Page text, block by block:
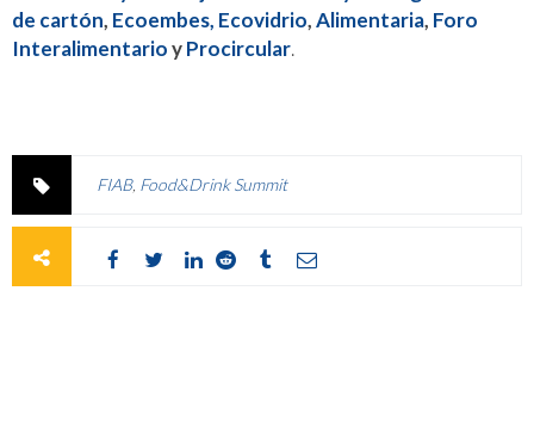
de cartón, Ecoembes, Ecovidrio,Alimentaria, Foro
InteralimentarioyProcircular.
FIAB, Food&Drink Summit